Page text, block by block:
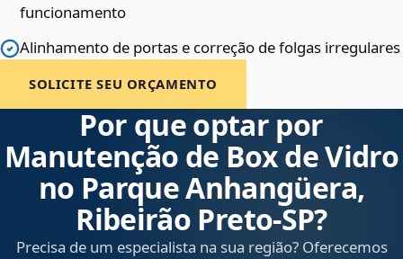
funcionamento
Alinhamento de portas e correção de folgas irregulares
SOLICITE SEU ORÇAMENTO
Por que optar por
Manutenção de Box de Vidro
no Parque Anhangüera,
Ribeirão Preto‑SP?
Precisa de um especialista na sua região? Oferecemos